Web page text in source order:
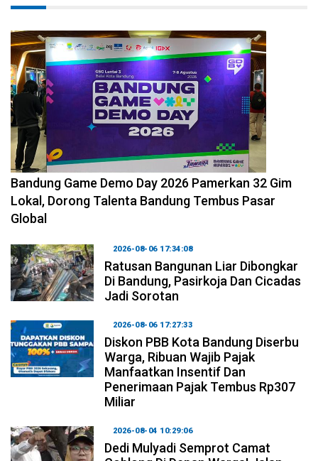
2026-08-08 09:12:01
Bandung Game Demo Day 2026 Pamerkan 32 Gim
Lokal, Dorong Talenta Bandung Tembus Pasar
Global
2026-08-06 17:34:08
Ratusan Bangunan Liar Dibongkar
Di Bandung, Pasirkoja Dan Cicadas
Jadi Sorotan
2026-08-06 17:27:33
Diskon PBB Kota Bandung Diserbu
Warga, Ribuan Wajib Pajak
Manfaatkan Insentif Dan
Penerimaan Pajak Tembus Rp307
Miliar
2026-08-04 10:29:06
Dedi Mulyadi Semprot Camat